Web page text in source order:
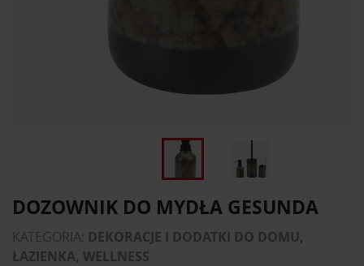
DOZOWNIK DO MYDŁA GESUNDA
KATEGORIA: DEKORACJE I DODATKI DO DOMU,
ŁAZIENKA, WELLNESS